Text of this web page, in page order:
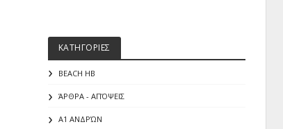
ΚΑΤΗΓΟΡΙΕΣ
BEACH HB
ΆΡΘΡΑ - ΑΠΌΨΕΙΣ
Α1 ΑΝΔΡΏΝ